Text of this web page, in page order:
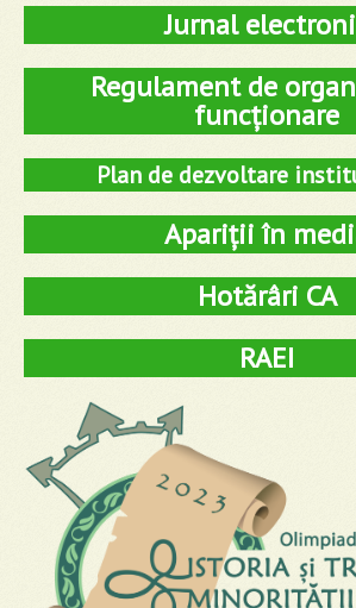
Jurnal
Regulament de
funcționare
Plan de dezvoltare
Apariții în
Hotărâri CA
RAEI